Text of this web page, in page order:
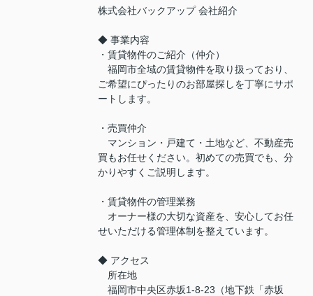
株式会社バックアップ 会社紹介
◆ 事業内容
・賃貸物件のご紹介（仲介）
福岡市全域の賃貸物件を取り扱っており、
ご希望にぴったりのお部屋探しを丁寧にサポ
ートします。
・売買仲介
マンション・戸建て・土地など、不動産売
買もお任せください。初めての売買でも、分
かりやすくご説明します。
・賃貸物件の管理業務
オーナー様の大切な資産を、安心してお任
せいただける管理体制を整えています。
◆ アクセス
所在地
福岡市中央区赤坂1-8-23（地下鉄「赤坂